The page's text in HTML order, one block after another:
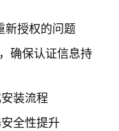
新授权的问题
确保认证信息持
装流程
全性提升